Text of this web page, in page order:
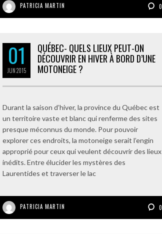
PATRICIA MARTIN 0
01
JUN2015
QUÉBEC- QUELS LIEUX PEUT-ON
DÉCOUVRIR EN HIVER À BORD D’UNE
MOTONEIGE ?
Durant la saison d’hiver, la province du Québec est
un territoire vaste et blanc qui renferme des sites
presque méconnus du monde. Pour pouvoir
explorer ces endroits, la motoneige serait l’engin
approprié pour ceux qui veulent découvrir des lieux
inédits. Entre élucider les mystères des
Laurentides et traverser le lac
PATRICIA MARTIN 0